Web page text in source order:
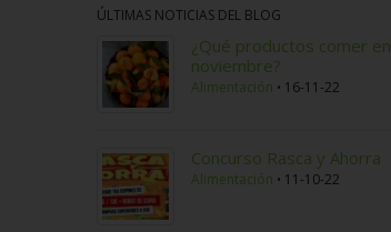
ÚLTIMAS NOTICIAS DEL BLOG
¿Qué productos comer en
noviembre?
Alimentación 16-11-22
Concurso Rasca y Ahorra
Alimentación 11-10-22